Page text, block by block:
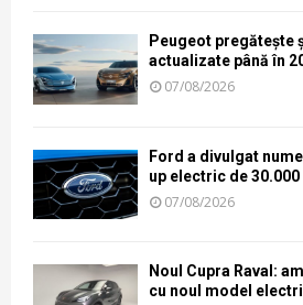
Peugeot pregătește
actualizate până în
07/08/2026
Ford a divulgat
up electric de
07/08/2026
Noul Cupra Raval:
cu noul model